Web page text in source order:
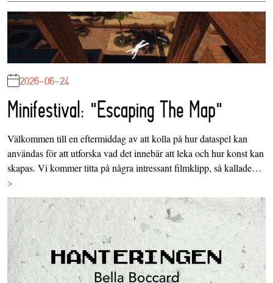
2026-06-24
Minifestival: "Escaping The Map"
Välkommen till en eftermiddag av att kolla på hur dataspel kan
användas för att utforska vad det innebär att leka och hur konst kan
skapas. Vi kommer titta på några intressant filmklipp, så kallade…
>